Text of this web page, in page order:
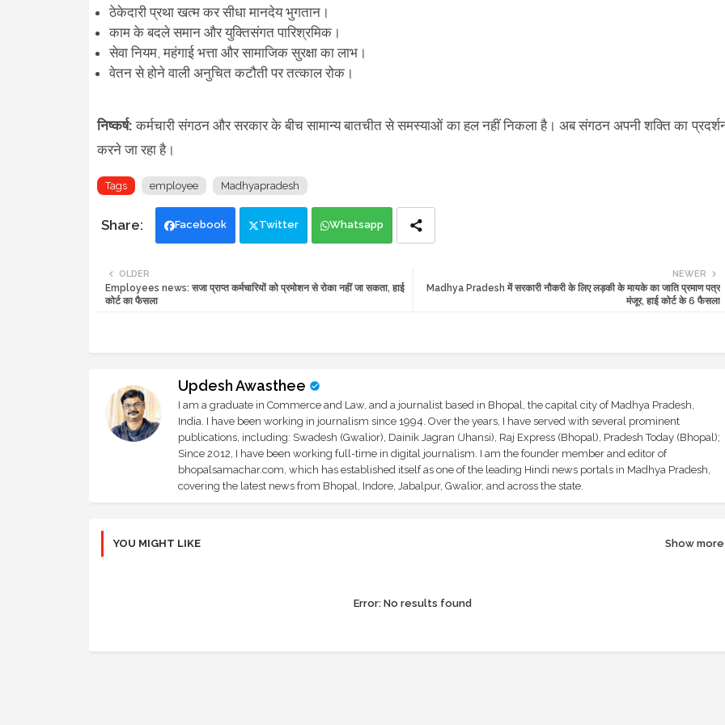
ठेकेदारी प्रथा खत्म कर सीधा मानदेय भुगतान।
काम के बदले समान और युक्तिसंगत पारिश्रमिक।
सेवा नियम, महंगाई भत्ता और सामाजिक सुरक्षा का लाभ।
वेतन से होने वाली अनुचित कटौती पर तत्काल रोक।
निष्कर्ष:कर्मचारी संगठन और सरकार के बीच सामान्य बातचीत से समस्याओं का हल नहीं निकला है। अब संगठन अपनी शक्ति का
करने जा रहा है।
Tags employee Madhyapradesh
Facebook Twitter Whatsapp
NEWER
Madhya Pradesh में सरकारी नौकरी के लिए लड़की के मायके का जाति प्रमाण पत्र
मंजूर, हाई कोर्ट के 6 फैसला
OLDER
Employees news: सजा प्राप्त कर्मचारियों को प्रमोशन से रोका नहीं जा सकता, हाई
कोर्ट का फैसला
Updesh Awasthee
I am a graduate in Commerce and Law, and a journalist based in Bhopal, the capital city of Madhya Pradesh,
India. I have been working in journalism since 1994. Over the years, I have served with several prominent
publications, including: Swadesh (Gwalior), Dainik Jagran (Jhansi), Raj Express (Bhopal), Pradesh Today (Bhopal);
Since 2012, I have been working full-time in digital journalism. I am the founder member and editor of
bhopalsamachar.com, which has established itself as one of the leading Hindi news portals in Madhya Pradesh,
covering the latest news from Bhopal, Indore, Jabalpur, Gwalior, and across the state.
YOU MIGHT LIKE Show more
Error:No results found